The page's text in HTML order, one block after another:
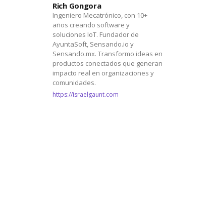
Rich Gongora
Ingeniero Mecatrónico, con 10+
años creando software y
soluciones IoT. Fundador de
AyuntaSoft, Sensando.io y
Sensando.mx. Transformo ideas en
productos conectados que generan
impacto real en organizaciones y
comunidades.
https://israelgaunt.com